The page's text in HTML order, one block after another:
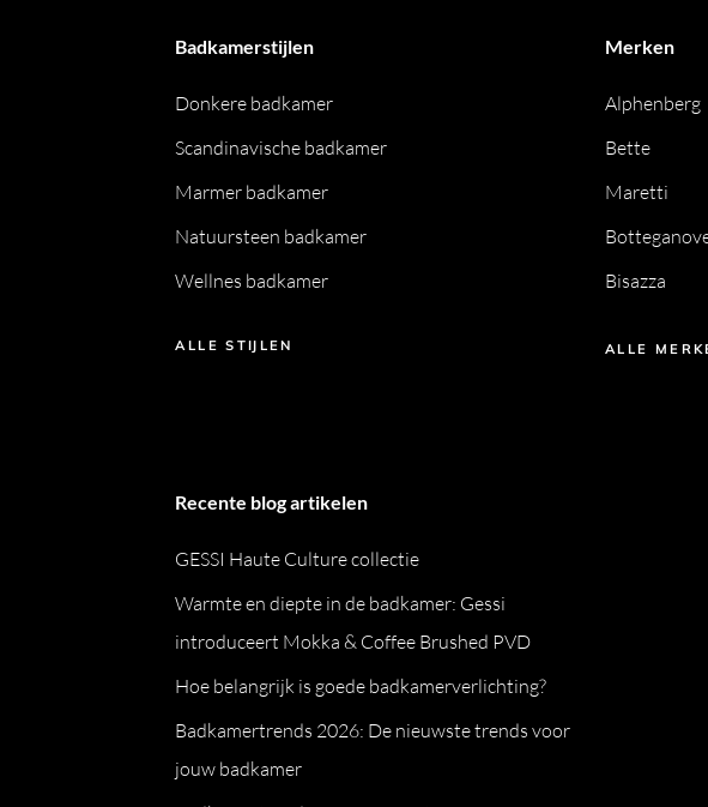
Badkamerstijlen
Donkere badkamer
Scandinavische badkamer
Marmer badkamer
Natuursteen badkamer
Wellnes badkamer
ALLE STIJLEN
Merken
Alphenberg
Bette
Maretti
Bisazza
ALLE
Recente blog artikelen
GESSI Haute Culture collectie
Warmte en diepte in de badkamer: Gessi
introduceert Mokka & Coffee Brushed PVD
Hoe belangrijk is goede badkamerverlichting?
Badkamertrends 2026: De nieuwste trends voor
jouw badkamer